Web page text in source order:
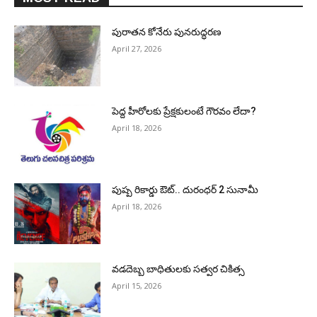
పురాత‌న కోనేరు పున‌రుద్ధ‌ర‌ణ
April 27, 2026
పెద్ద హీరోల‌కు ప్రేక్ష‌కులంటే గౌర‌వం లేదా?
April 18, 2026
పుష్ప రికార్డు ఔట్‌.. దురంధ‌ర్ 2 సునామీ
April 18, 2026
వడదెబ్బ బాధితులకు సత్వర చికిత్స
April 15, 2026